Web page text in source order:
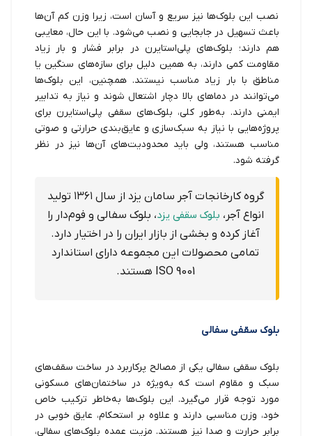
نصب این بلوک‌ها نیز سریع و آسان است، زیرا وزن کم آن‌ها
باعث تسهیل در جابجایی و نصب می‌شود. با این حال، معایبی
هم دارند؛ بلوک‌های پلی‌استایرن در برابر فشار و بار زیاد
مقاومت کمی دارند، به همین دلیل برای سازه‌های سنگین یا
مناطق با بار زیاد مناسب نیستند. همچنین، این بلوک‌ها
می‌توانند در دماهای بالا دچار اشتعال شوند و نیاز به تدابیر
ایمنی دارند. به‌طور کلی، بلوک‌های سقفی پلی‌استایرن برای
پروژه‌هایی با نیاز به سبک‌سازی و عایق‌بندی حرارتی و صوتی
مناسب هستند، ولی باید محدودیت‌های آن‌ها نیز در نظر
گرفته شود.
گروه کارخانجات آجر سامان یزد از سال ۱۳۶۱ تولید
انواع آجر، بلوک سقفی یزد، بلوک سفالی و فوم‌دار را
آغاز کرده و بخشی از بازار ایران را در اختیار دارد.
تمامی محصولات این مجموعه دارای استاندارد
ISO 9001 هستند.
بلوک سقفی سفالی
بلوک سقفی سفالی یکی از مصالح پرکاربرد در ساخت سقف‌های
سبک و مقاوم است که به‌ویژه در ساختمان‌های مسکونی
مورد توجه قرار می‌گیرد. این بلوک‌ها به‌خاطر ترکیب خاص
خود، وزن مناسبی دارند و علاوه بر استحکام، عایق خوبی در
برابر حرارت و صدا نیز هستند. مزیت عمده بلوک‌های سفالی،